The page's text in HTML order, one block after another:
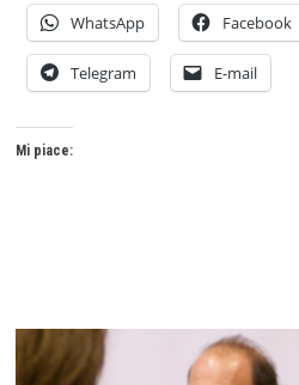
WhatsApp Facebook
Telegram E-mail
Mi piace: